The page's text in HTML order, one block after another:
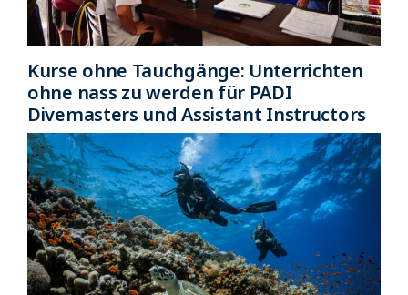
Kurse ohne Tauchgänge: Unterrichten
ohne nass zu werden für PADI
Divemasters und Assistant Instructors